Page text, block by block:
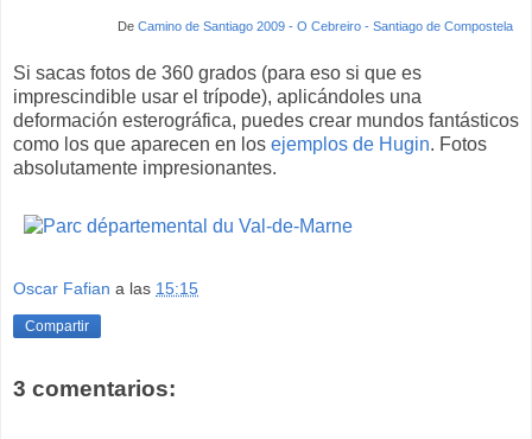
De Camino de Santiago 2009 - O Cebreiro - Santiago de Compostela
Si sacas fotos de 360 grados (para eso si que es
imprescindible usar el trípode), aplicándoles una
deformación esterográfica, puedes crear mundos fantásticos
como los que aparecen en los ejemplos de Hugin. Fotos
absolutamente impresionantes.
Oscar Fafian a las 15:15
Compartir
3 comentarios: